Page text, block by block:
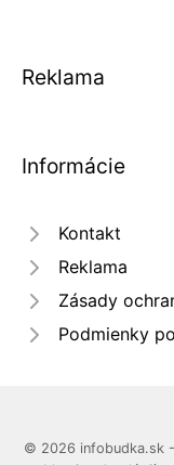
Reklama
Informácie
Kontakt
Reklama
Zásady
Podmienky
© 2026 infobudka.sk